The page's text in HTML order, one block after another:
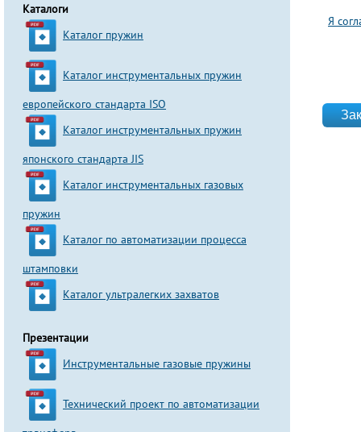
Каталоги
Каталог пружин
Каталог инструментальных пружин
европейского стандарта ISO
Каталог инструментальных пружин
японского стандарта JIS
Каталог инструментальных газовых
пружин
Каталог по автоматизации процесса
штамповки
Каталог ультралегких захватов
Презентации
Инструментальные газовые пружины
Технический проект по автоматизации
Я